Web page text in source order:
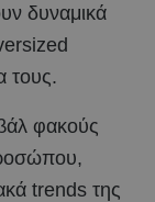
δυναμικά
τους.
φακούς
trends της